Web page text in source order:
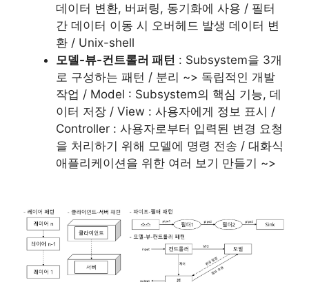
데이터 변환, 버퍼링, 동기화에 사용 / 필터
간 데이터 이동 시 오버헤드 발생 데이터 변
환 / Unix-shell
모델-뷰-컨트롤러 패턴 : Subsystem을 3개
로 구성하는 패턴 / 분리 ~> 독립적인 개발
작업 / Model : Subsystem의 핵심 기능, 데
이터 저장 / View : 사용자에게 정보 표시 /
Controller : 사용자로부터 입력된 변경 요청
을 처리하기 위해 모델에 명령 전송 / 대화식
애플리케이션을 위한 여러 보기 만들기 ~>